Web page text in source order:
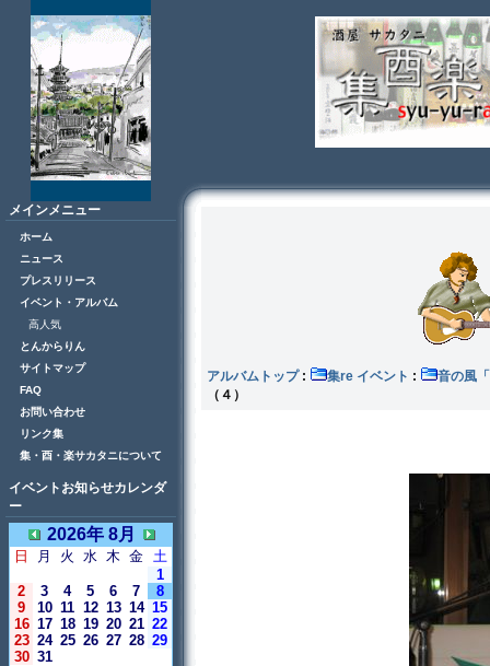
メインメニュー
ホーム
ニュース
プレスリリース
イベント・アルバム
高人気
とんからりん
サイトマップ
FAQ
お問い合わせ
リンク集
集・酉・楽サカタニについて
イベントお知らせカレンダ
ー
2026年 8月
日 月 火 水 木 金 土
1
2
3 4 5 6 7
8
9
10 11 12 13 14 15
16 17 18 19 20 21 22
23 24 25 26 27 28 29
30 31
アルバムトップ: 集re イベント :
音の
（４）